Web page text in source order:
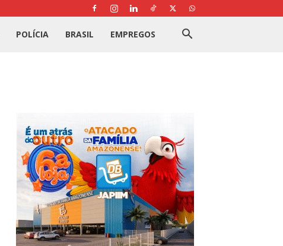
POLÍCIA BRASIL EMPREGOS